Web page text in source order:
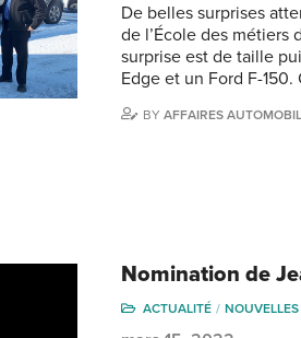
De belles surprises
de l’École des métiers
surprise est de taille
Edge et un Ford F-150.
BYAFFAIRES
Nomination de
ACTUALITÉ